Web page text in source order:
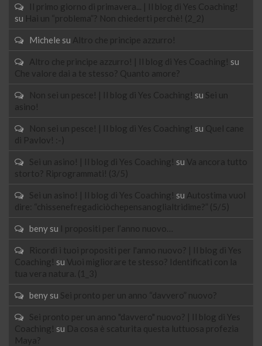
Il primo giorno di primavera... | Il blog di Yes Coaching!
su
Hai un “problema”? Non chiederti perchè! (2_2)
Michele su Altro che principe azzurro!
Altro che principe azzurro! | Il blog di Yes Coaching! su
Che valore dai a te stesso? Quanto amore?
Non sei un pesce! | Il blog di Yes Coaching! su Sei un
asino!
Non sei un pesce! | Il blog di Yes Coaching! su
Quel cane
di Pavlov! :-)
Sei un asino! | Il blog di Yes Coaching! su Va ancora tutto
storto? Riprogrammati! (3/5)
Sei un asino! | Il blog di Yes Coaching! su
Autostima vuol
dire: “chissenefregadiciòchepensanoglialtridime?” (5/5)
beny su I propositi per l’anno nuovo…
Ricordi i tuoi propositi per l'anno nuovo? | Il blog di Yes
Coaching! su Vuoi migliorare te stesso? Identificati con la
tua vera natura. (1_3)
beny su Sei pronto per un anno “davvero” nuovo?
Sei pronto per un anno "davvero" nuovo? | Il blog di Yes
Coaching! su
Da cosa è scaturita questa luttuosa profezia
Maya?